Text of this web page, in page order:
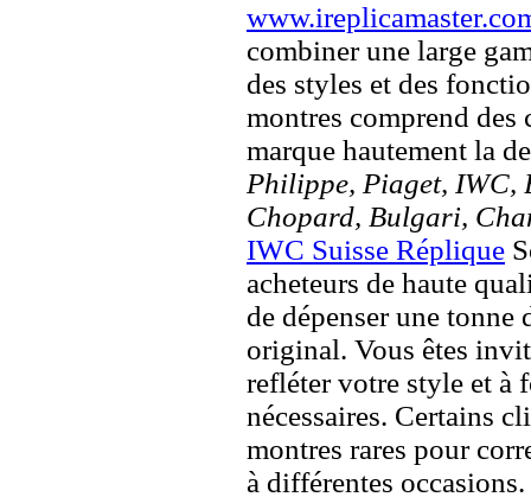
combiner une large
des styles et des
montres comprend des
marque hautement la
Philippe, Piaget, IWC,
Chopard, Bulgari,
IWC Suisse Réplique
acheteurs de haute
de dépenser une
original. Vous êtes
refléter votre style et à
nécessaires. Certains
montres rares pour
à différentes